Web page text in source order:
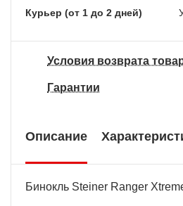
Курьер (от 1 до 2 дней)
Условия возврата
Гарантии
Описание
Бинокль Steiner Ranger